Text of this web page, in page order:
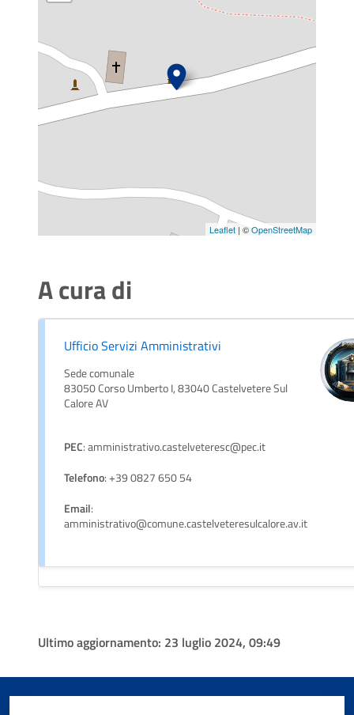
Leaflet | ©OpenStreetMap
A cura di
Ufficio Servizi Amministrativi
Sede comunale
83050 Corso Umberto I, 83040 Castelvetere Sul
Calore AV
PEC: amministrativo.castelveteresc@pec.it
Telefono: +39 0827 650 54
Email:
amministrativo@comune.castelveteresulcalore.av.it
Ultimo aggiornamento: 23 luglio 2024, 09:49